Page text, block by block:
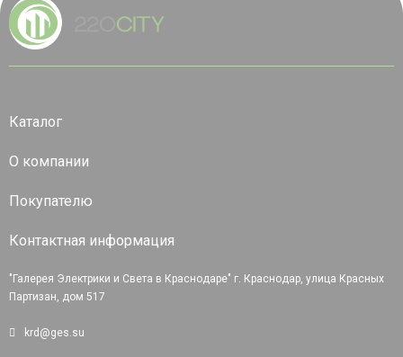
Каталог
О компании
Покупателю
Контактная информация
"Галерея Электрики и Света в Краснодаре" г. Краснодар, улица Красных
Партизан, дом 517
krd@ges.su